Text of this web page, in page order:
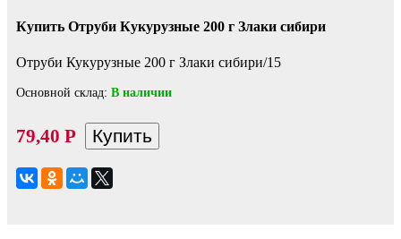
Купить Отруби Кукурузные 200 г Злаки сибири
Отруби Кукурузные 200 г Злаки сибири/15
Основной склад: В наличии
79,40 Р